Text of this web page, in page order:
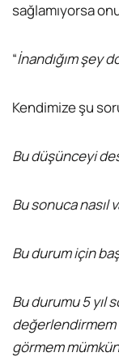
sağlamıyorsa
“İnandığım şey
Kendimize şu
Bu düşünceyi
Bu sonuca nasıl
Bu durum için
Bu durumu 5 yıl
görmem